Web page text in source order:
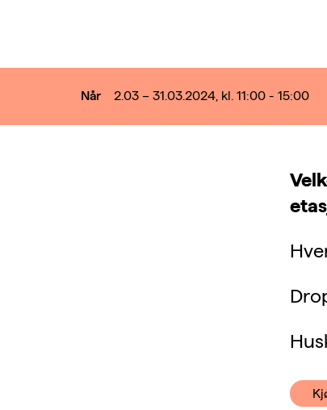
Når 2.03 – 31.03.2024, kl. 11:00 - 15:00